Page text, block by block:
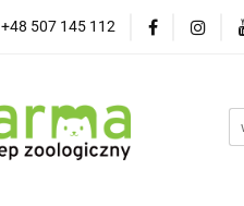
+48 507 145 112
O sklepie Dostawa